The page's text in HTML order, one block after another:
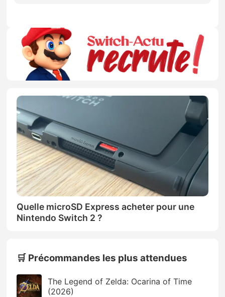
Quelle microSD Express acheter pour une
Nintendo Switch 2 ?
🛒 Précommandes les plus attendues
The Legend of Zelda: Ocarina of Time
(2026)